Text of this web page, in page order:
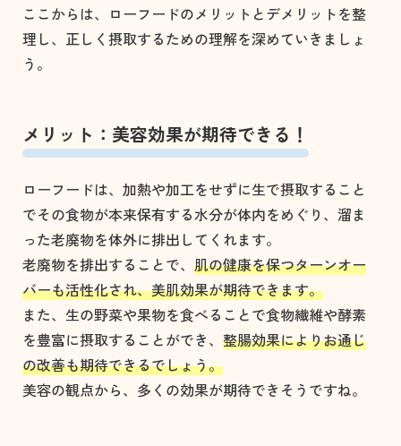
ここからは、ローフードのメリットとデメリットを整
理し、正しく摂取するための理解を深めていきましょ
う。
メリット：美容効果が期待できる！
ローフードは、加熱や加工をせずに生で摂取すること
でその食物が本来保有する水分が体内をめぐり、溜ま
った老廃物を体外に排出してくれます。
老廃物を排出することで、 肌の健康を保つターンオー
バーも活性化され、美肌効果が期待できます。
また、生の野菜や果物を食べることで食物繊維や酵素
を豊富に摂取することができ、 整腸効果によりお通じ
の改善も期待できるでしょう。
美容の観点から、多くの効果が期待できそうですね。